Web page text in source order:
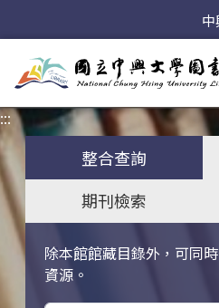
:::
整合查詢
期刊檢索
除本館館藏目錄外，可同
資源。
關鍵字搜尋